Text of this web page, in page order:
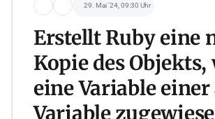
29. Mai '24, 09:30 Uhr
Erstellt Ruby eine
Kopie des Objekts,
eine Variable
Variable